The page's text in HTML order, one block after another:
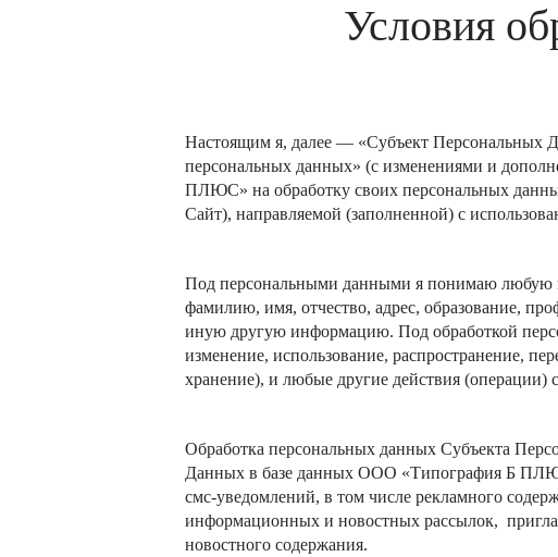
Условия
Настоящим я, далее — «Субъект Персональных
персональных данных» (с изменениями и
ПЛЮС» на обработку своих персональных
Сайт), направляемой (заполненной) с
Под персональными данными я понимаю любую
фамилию, имя, отчество, адрес, образование,
иную другую информацию. Под обработкой
изменение, использование, распространение,
хранение), и любые другие действия
Обработка персональных данных Субъекта
Данных в базе данных ООО «Типография Б
смс-уведомлений, в том числе рекламного
информационных и новостных рассылок,
новостного содержания.